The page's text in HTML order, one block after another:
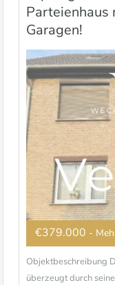
Parteienhaus
Garagen!
€379.000 -
Objektbeschreibung
überzeugt durch